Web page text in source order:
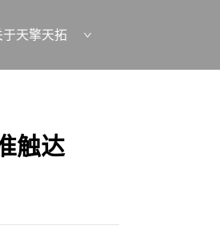
于天擎天拓
触达